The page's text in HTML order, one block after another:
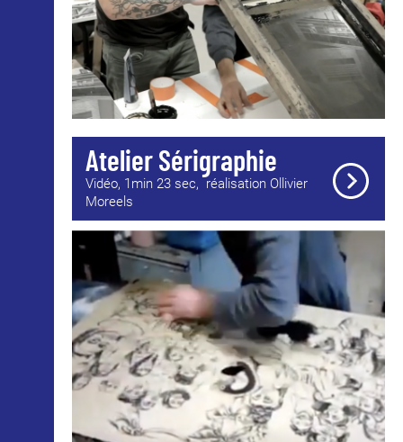
Atelier Sérigraphie
Vidéo, 1min 23 sec, réalisation Ollivier
Moreels